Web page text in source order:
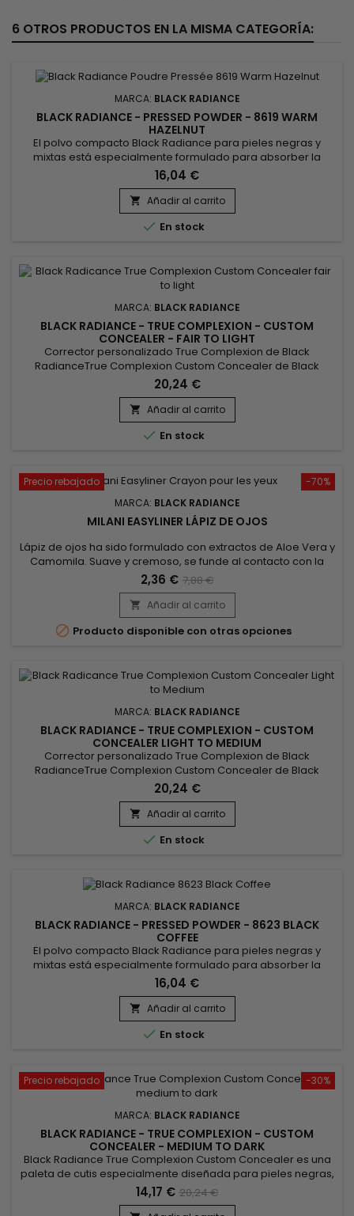
6 OTROS PRODUCTOS EN LA MISMA CATEGORÍA:
MARCA: BLACK RADIANCE
BLACK RADIANCE - PRESSED POWDER - 8619 WARM
HAZELNUT
El polvo compacto Black Radiance para pieles negras y
mixtas está especialmente formulado para absorber la
grasa, igualar el tono de la piel y minimizar el brillo.
Garantiza un acabado delicado, terso y suave como la
seda. Black Radiance Pressed Powder está disponible en
varios tonos para combinar mejor con su tono de piel y
permitirle encontrar el tono...
16,04 €
 Añadir al carrito
 En stock
MARCA: BLACK RADIANCE
BLACK RADIANCE - TRUE COMPLEXION - CUSTOM
CONCEALER - FAIR TO LIGHT
Corrector personalizado True Complexion de Black
RadianceTrue Complexion Custom Concealer de Black
Radiance ofrece dos tonos que te permiten personalizar tus
zonas problemáticas. Con una cobertura de moderada a
total y un deslizamiento suave como la seda, estos
correctores hacen frente a las ojeras, las manchas y la
decoloración.
20,24 €
 Añadir al carrito
 En stock
-70%
Precio rebajado
MARCA: BLACK RADIANCE
MILANI EASYLINER LÁPIZ DE OJOS
Lápiz de ojos ha sido formulado con extractos de Aloe Vera y
Camomila. Suave y cremoso, se funde al contacto con la
piel, proporcionando un trazo intenso. Cubriente y resistente
al agua, acentúa la intensidad de los ojos para ayudar a
obtener resultados profesionales en el contorno de los ojos.
Seguro para ojos sensibles.
2,36 € 7,88 €
 Añadir al carrito
 Producto disponible con otras opciones
MARCA: BLACK RADIANCE
BLACK RADIANCE - TRUE COMPLEXION - CUSTOM
CONCEALER LIGHT TO MEDIUM
Corrector personalizado True Complexion de Black
RadianceTrue Complexion Custom Concealer de Black
Radiance ofrece dos tonos que te permiten personalizar tus
zonas problemáticas. Con una cobertura de moderada a
total y un deslizamiento suave como la seda, estos
correctores están a la altura de las ojeras, las manchas y la
decoloración más rebeldes....
20,24 €
 Añadir al carrito
 En stock
MARCA: BLACK RADIANCE
BLACK RADIANCE - PRESSED POWDER - 8623 BLACK
COFFEE
El polvo compacto Black Radiance para pieles negras y
mixtas está especialmente formulado para absorber la
grasa, igualar el tono de la piel y minimizar el brillo.
Garantiza un acabado delicado, terso y suave como la seda.
Black Radiance Pressed Powder está disponible en varios
tonos para combinar mejor con las variaciones cálidas y
frías de tu tono de...
16,04 €
 Añadir al carrito
 En stock
-30%
Precio rebajado
MARCA: BLACK RADIANCE
BLACK RADIANCE - TRUE COMPLEXION - CUSTOM
CONCEALER - MEDIUM TO DARK
Black Radiance True Complexion Custom Concealer es una
paleta de cutis especialmente diseñada para pieles negras,
mate y mixtas.&nbsp; Dos colores correctores de tez para
cubrir, unificar la piel y disimular las imperfecciones, incluso
14,17 € 20,24 €